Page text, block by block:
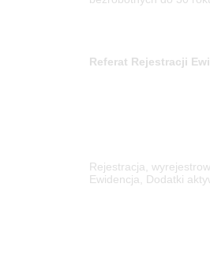
Referat Rejestracji
Rejestracja,
Ewidencja, Dodatki